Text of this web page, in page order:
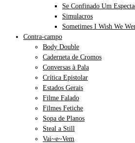
Se Confinado Um
Simulacros
Sometimes I Wish We
Contra-campo
Body Double
Caderneta de Cromos
Conversas à Pala
Crítica Epistolar
Estados Gerais
Filme Falado
Filmes Fetiche
Sopa de Planos
Steal a Still
Vai~e~Vem